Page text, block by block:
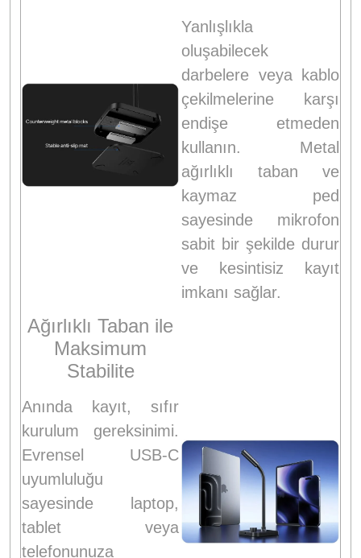
Yanlışlıkla
oluşabilecek
darbelere veya kablo
çekilmelerine karşı
endişe etmeden
kullanın. Metal
ağırlıklı taban ve
kaymaz ped
sayesinde mikrofon
sabit bir şekilde durur
ve kesintisiz kayıt
imkanı sağlar.
Ağırlıklı Taban ile
Maksimum
Stabilite
Anında kayıt, sıfır
kurulum gereksinimi.
Evrensel USB-C
uyumluluğu
sayesinde laptop,
tablet veya
telefonunuza